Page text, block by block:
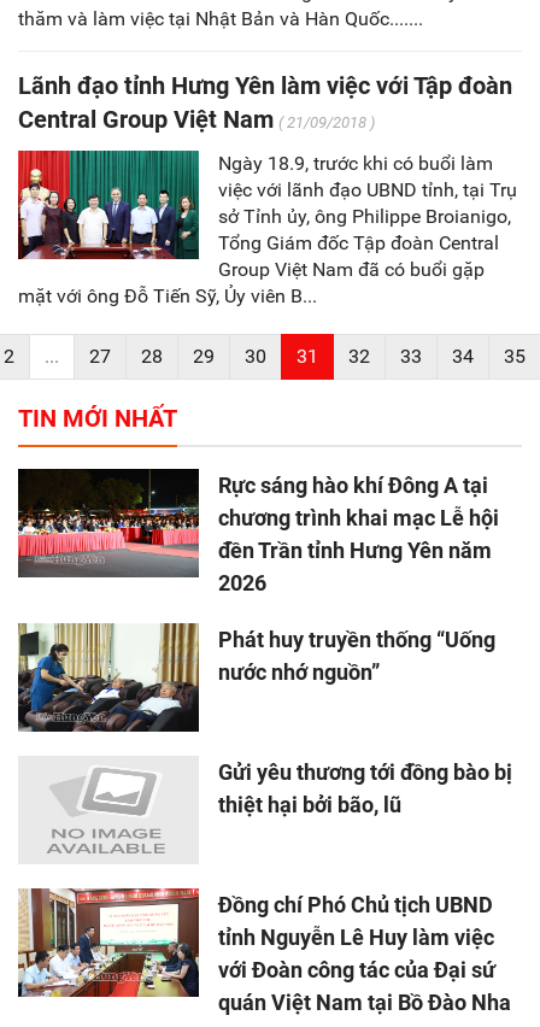
thăm và làm việc tại Nhật Bản và Hàn Quốc.......
Lãnh đạo tỉnh Hưng Yên làm việc với Tập đoàn
Central Group Việt Nam ( 21/09/2018 )
Ngày 18.9, trước khi có buổi làm
việc với lãnh đạo UBND tỉnh, tại Trụ
sở Tỉnh ủy, ông Philippe Broianigo,
Tổng Giám đốc Tập đoàn Central
Group Việt Nam đã có buổi gặp
mặt với ông Đỗ Tiến Sỹ, Ủy viên B...
2 ... 27 28 29 30 31 32 33 34 35
TIN MỚI NHẤT
Rực sáng hào khí Đông A tại
chương trình khai mạc Lễ hội
đền Trần tỉnh Hưng Yên năm
2026
Phát huy truyền thống “Uống
nước nhớ nguồn”
Gửi yêu thương tới đồng bào bị
thiệt hại bởi bão, lũ
Đồng chí Phó Chủ tịch UBND
tỉnh Nguyễn Lê Huy làm việc
với Đoàn công tác của Đại sứ
quán Việt Nam tại Bồ Đào Nha